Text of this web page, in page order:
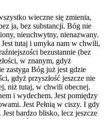
wieczne się zmienia,
ja, bez substancji. Bóg nie
nieuchwytny, nienazwany.
tutaj i umyka nam w chwili,
bezustannie (bez
w znanym, gdyż
zastyga Bóg już jest gdzie
gdyż przyszłość jeszcze nie
niż tutaj, w chwili obecnej.
i wydechem. Jest pomiędzy
Jest Pełnią w ciszy. I gdy
bardzo blisko, lecz jeszcze